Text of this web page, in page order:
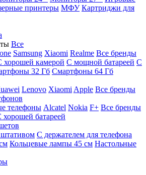
принтеры МФУ Картриджи для
Все
Samsung Xiaomi Realme Все бренды
хорошей камерой С мощной батареей С
32 Гб Смартфоны 64 Гб
Lenovo Xiaomi Apple Все бренды
телефоны Alcatel Nokia F+ Все бренды
хорошей батареей
C держателем для телефона
Кольцевые лампы 45 см Настольные